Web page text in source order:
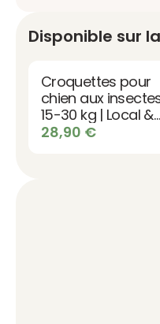
Disponible sur
Croquettes pour
chien aux
15-30 kg | Local &
Durable
28,90 €